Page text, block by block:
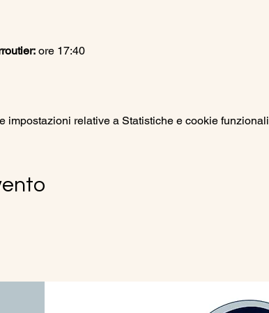
ore 17:40
impostazioni relative a Statistiche e cookie